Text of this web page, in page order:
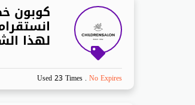
كوبون
لهذا
Used 23 Times . No Expires